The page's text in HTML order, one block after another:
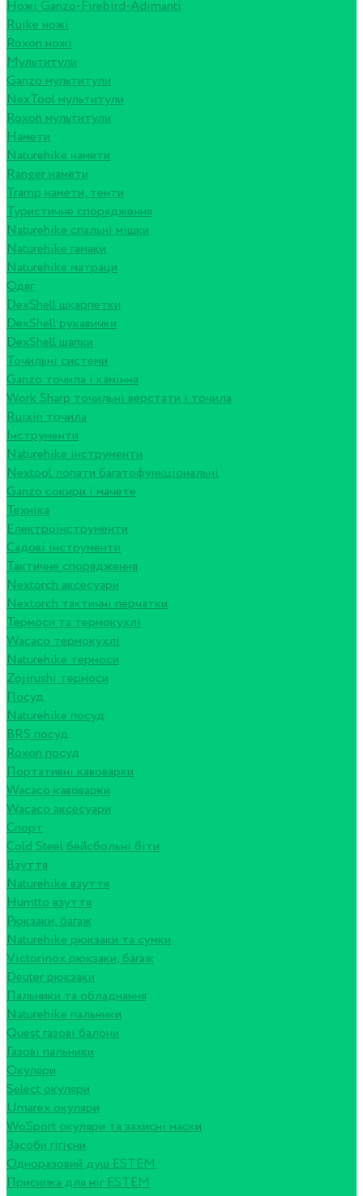
Ножі Ganzo-Firebird-Adimanti
Ruike ножі
Roxon ножi
Мультитули
Ganzo мультитули
NexTool мультитули
Roxon мультитули
Намети
Naturehike намети
Ranger намети
Tramp намети, тенти
Туристичне спорядження
Naturehike спальні мішки
Naturehike гамаки
Naturehike матраци
Одяг
DexShell шкарпетки
DexShell рукавички
DexShell шапки
Точильні системи
Ganzo точила і каміння
Work Sharp точильні верстати і точила
Ruixin точила
Інструменти
Naturehike інструменти
Nextool лопати багатофункціональні
Ganzo сокири і мачете
Техніка
Електроінструменти
Садові інструменти
Тактичне спорядження
Nextorch аксесуари
Nextorch тактичні перчатки
Термоси та термокухлі
Wacaco термокухлі
Naturehike термоси
Zojirushi термоси
Посуд
Naturehike посуд
BRS посуд
Roxon посуд
Портативні кавоварки
Wacaco кавоварки
Wacaco аксесуари
Спорт
Cold Steel бейсбольні біти
Взуття
Naturehike взуття
Humtto взуття
Рюкзаки, багаж
Naturehike рюкзаки та сумки
Victorinox рюкзаки, багаж
Deuter рюкзаки
Пальники та обладнання
Naturehike пальники
Quest газові балони
Газові пальники
Окуляри
Select окуляри
Umarex окуляри
WoSport окуляри та захисні маски
Засоби гігієни
Одноразовий душ ESTEM
Присипка для ніг ESTEM